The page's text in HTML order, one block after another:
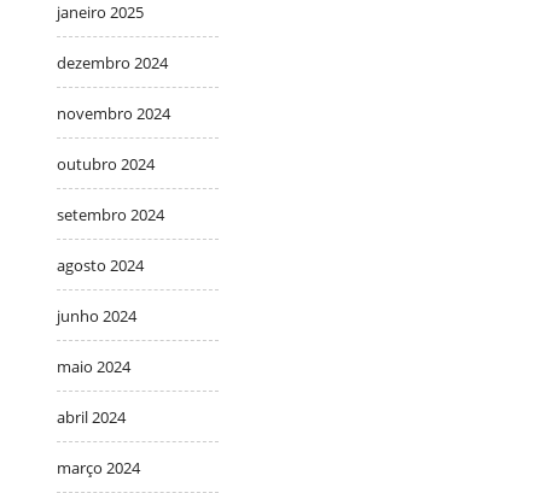
janeiro 2025
dezembro 2024
novembro 2024
outubro 2024
setembro 2024
agosto 2024
junho 2024
maio 2024
abril 2024
março 2024